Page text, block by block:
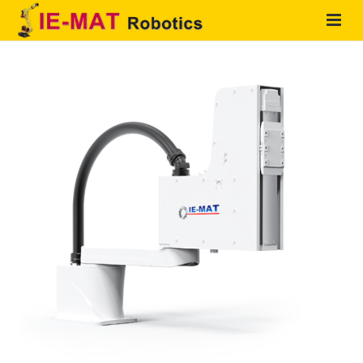
SOLUCIONES
CONTACTO